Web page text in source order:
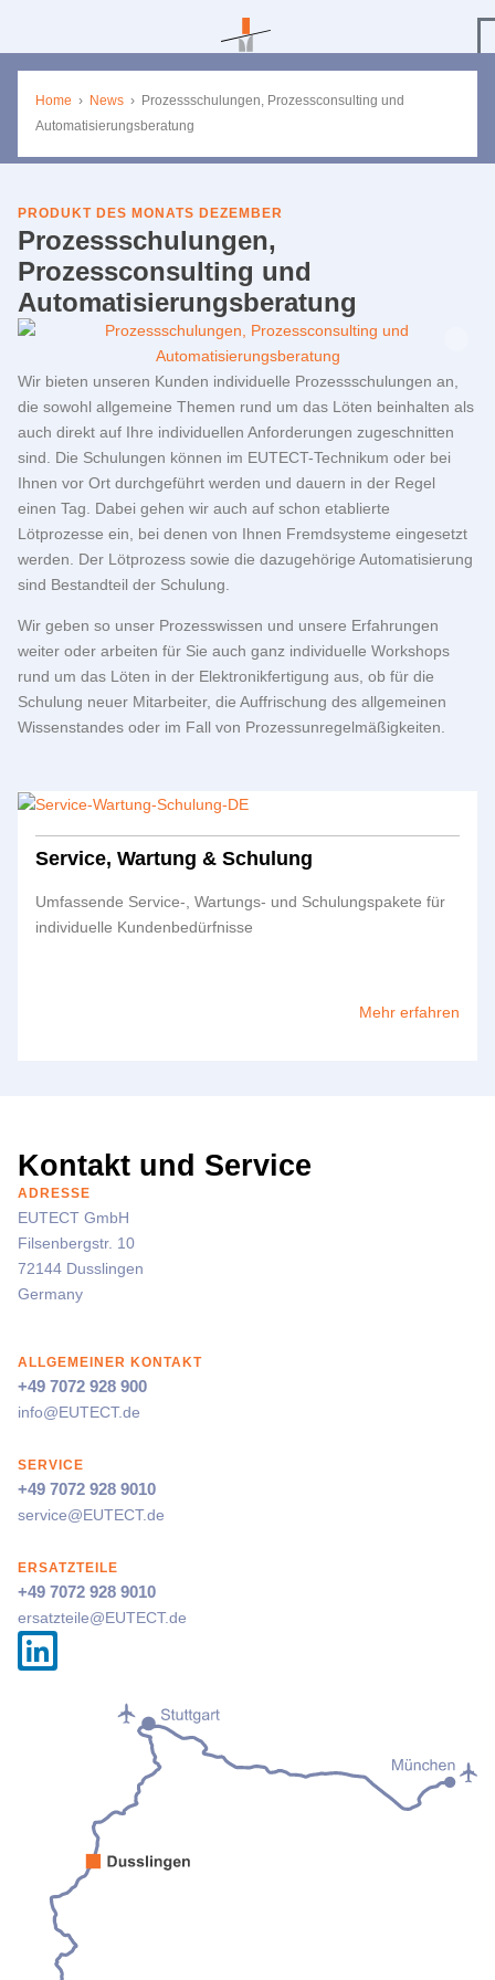
Home › News › Prozessschulungen, Prozessconsulting und
Automatisierungsberatung
PRODUKT DES MONATS DEZEMBER
Prozessschulungen,
Prozessconsulting und
Automatisierungsberatung
Wir bieten unseren Kunden individuelle Prozessschulungen an,
die sowohl allgemeine Themen rund um das Löten beinhalten als
auch direkt auf Ihre individuellen Anforderungen zugeschnitten
sind. Die Schulungen können im EUTECT-Technikum oder bei
Ihnen vor Ort durchgeführt werden und dauern in der Regel
einen Tag. Dabei gehen wir auch auf schon etablierte
Lötprozesse ein, bei denen von Ihnen Fremdsysteme eingesetzt
werden. Der Lötprozess sowie die dazugehörige Automatisierung
sind Bestandteil der Schulung.
Wir geben so unser Prozesswissen und unsere Erfahrungen
weiter oder arbeiten für Sie auch ganz individuelle Workshops
rund um das Löten in der Elektronikfertigung aus, ob für die
Schulung neuer Mitarbeiter, die Auffrischung des allgemeinen
Wissenstandes oder im Fall von Prozessunregelmäßigkeiten.
Service, Wartung & Schulung
Umfassende Service-, Wartungs- und Schulungspakete für
individuelle Kundenbedürfnisse
Mehr erfahren
Kontakt und Service
ADRESSE
EUTECT GmbH
Filsenbergstr. 10
72144 Dusslingen
Germany
ALLGEMEINER KONTAKT
+49 7072 928 900
info@EUTECT.de
SERVICE
+49 7072 928 9010
service@EUTECT.de
ERSATZTEILE
+49 7072 928 9010
ersatzteile@EUTECT.de